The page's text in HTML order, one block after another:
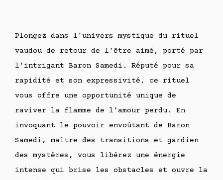
Plongez dans l'univers mystique du rituel
vaudou de retour de l'être aimé, porté par
l'intrigant Baron Samedi. Réputé pour sa
rapidité et son expressivité, ce rituel
vous offre une opportunité unique de
raviver la flamme de l'amour perdu. En
invoquant le pouvoir envoûtant de Baron
Samedi, maître des transitions et gardien
des mystères, vous libérez une énergie
intense qui brise les obstacles et ouvre la